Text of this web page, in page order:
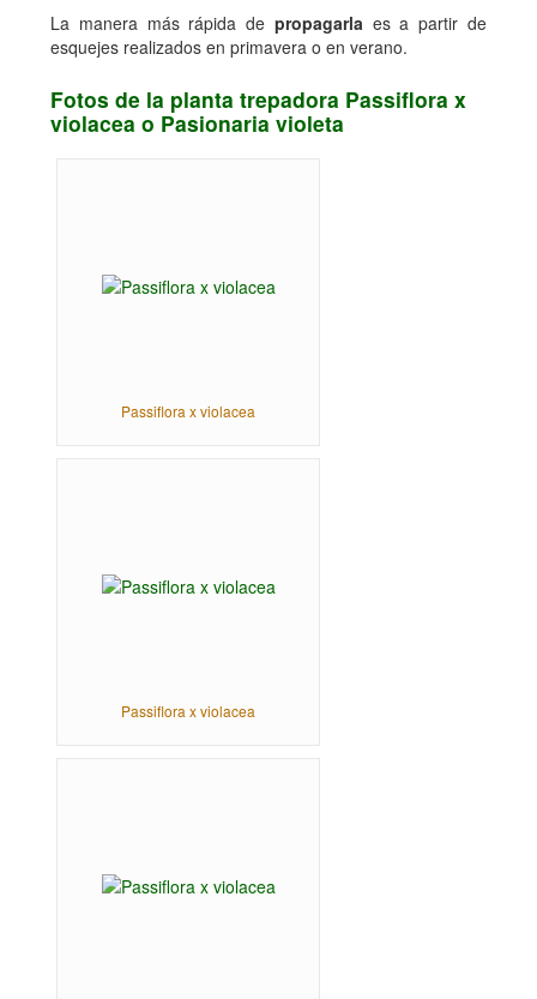
La manera más rápida de propagarlaes a partir de
esquejes realizados en primavera o en verano.
Fotos de la planta trepadora Passiflora x
violacea o Pasionaria violeta
Passiflora x violacea
Passiflora x violacea